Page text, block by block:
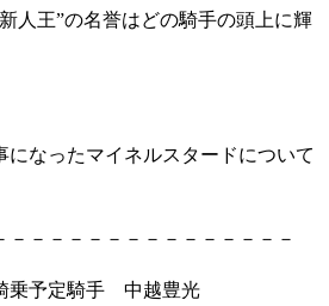
人王”の名誉はどの騎手の頭上に輝
なったマイネルスタードについて
－－－－－－－－－－－－－－－
乗予定騎手 中越豊光